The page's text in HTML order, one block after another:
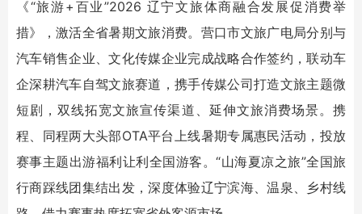
《“旅游+百业”2026 辽宁文旅体商融合发展促消费举
措》，激活全省暑期文旅消费。营口市文旅广电局分别与
汽车销售企业、文化传媒企业完成战略合作签约，联动车
企深耕汽车自驾文旅赛道，携手传媒公司打造文旅主题微
短剧，双线拓宽文旅宣传渠道、延伸文旅消费场景。携
程、同程两大头部OTA平台上线暑期专属惠民活动，投放
赛事主题出游福利让利全国游客。“山海夏凉之旅”全国旅
行商踩线团集结出发，深度体验辽宁滨海、温泉、乡村线